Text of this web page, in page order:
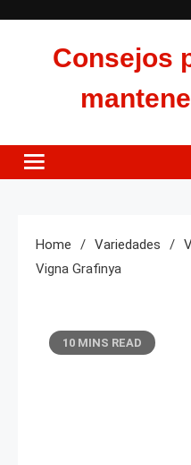
Consejos
Home Variedades
Vigna Grafinya
10 MINS READ